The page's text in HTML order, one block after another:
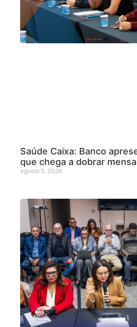
Saúde Caixa: Banco
que chega a dobrar
agosto 5, 2026